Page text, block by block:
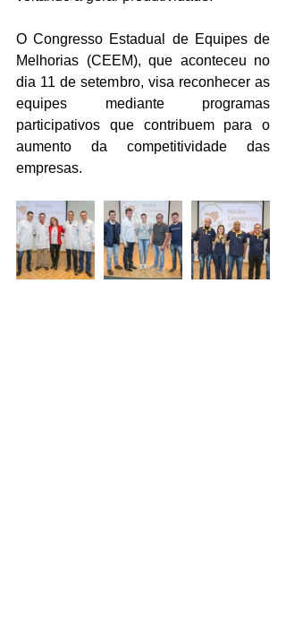
O Congresso Estadual de Equipes de
Melhorias (CEEM), que aconteceu no
dia 11 de setembro, visa reconhecer as
equipes mediante programas
participativos que contribuem para o
aumento da competitividade das
empresas.